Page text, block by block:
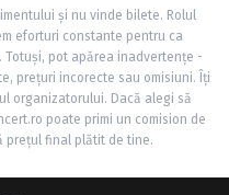
și nu vinde bilete. Rolul
eforturi constante pentru ca
pot apărea inadvertențe -
prețuri incorecte sau omisiuni. Îți
organizatorului. Dacă alegi să
poate primi un comision de
prețul final plătit de tine.